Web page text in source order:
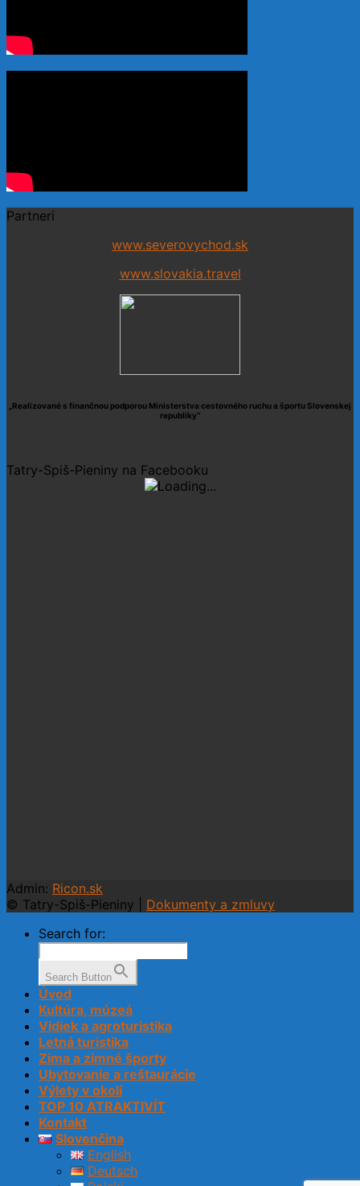
Partneri
www.severovychod.sk
www.slovakia.travel
„Realizované s finančnou podporou Ministerstva cestovného ruchu a športu Slovenskej
republiky“
Tatry-Spiš-Pieniny na Facebooku
Admin: Ricon.sk
© Tatry-Spiš-Pieniny | Dokumenty a zmluvy
Search for:
Search Button
Úvod
Kultúra, múzeá
Vidiek a agroturistika
Letná turistika
Zima a zimné športy
Ubytovanie a reštaurácie
Výlety v okolí
TOP 10 ATRAKTIVÍT
Kontakt
Slovenčina
English
Deutsch